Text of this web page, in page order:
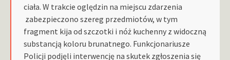
ciała. W trakcie oględzin na miejscu zdarzenia
zabezpieczono szereg przedmiotów, w tym
fragment kija od szczotki i nóż kuchenny z widoczną
substancją koloru brunatnego. Funkcjonariusze
Policji podjęli interwencję na skutek zgłoszenia się